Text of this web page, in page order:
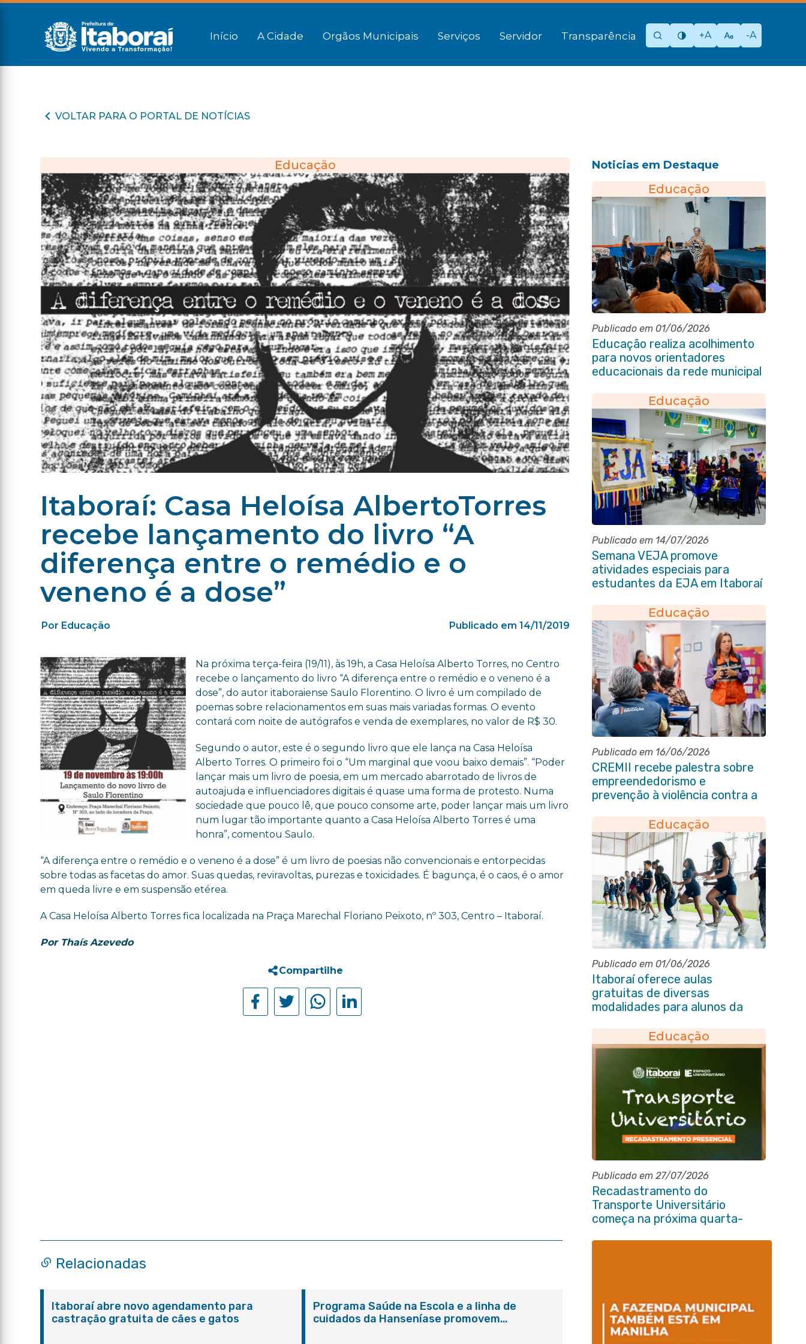
Início A Cidade Orgãos Municipais Serviços Servidor Transparência +A -A
VOLTAR PARA O PORTAL DE NOTÍCIAS
Educação
Itaboraí: Casa Heloísa AlbertoTorres
recebe lançamento do livro “A
diferença entre o remédio e o
veneno é a dose”
Por Educação Publicado em 14/11/2019
Na próxima terça-feira (19/11), às 19h, a Casa Heloísa Alberto Torres, no Centro
recebe o lançamento do livro “A diferença entre o remédio e o veneno é a
dose”, do autor itaboraiense Saulo Florentino. O livro é um compilado de
poemas sobre relacionamentos em suas mais variadas formas. O evento
contará com noite de autógrafos e venda de exemplares, no valor de R$ 30.
Segundo o autor, este é o segundo livro que ele lança na Casa Heloísa
Alberto Torres. O primeiro foi o “Um marginal que voou baixo demais”. “Poder
lançar mais um livro de poesia, em um mercado abarrotado de livros de
autoajuda e influenciadores digitais é quase uma forma de protesto. Numa
sociedade que pouco lê, que pouco consome arte, poder lançar mais um livro
num lugar tão importante quanto a Casa Heloísa Alberto Torres é uma
honra”, comentou Saulo.
“A diferença entre o remédio e o veneno é a dose” é um livro de poesias não convencionais e entorpecidas
sobre todas as facetas do amor. Suas quedas, reviravoltas, purezas e toxicidades. É bagunça, é o caos, é o amor
em queda livre e em suspensão etérea.
A Casa Heloísa Alberto Torres fica localizada na Praça Marechal Floriano Peixoto, nº 303, Centro – Itaboraí.
Por Thaís Azevedo
Compartilhe
Noticias em Destaque
Educação
Publicado em 01/06/2026
Educação realiza acolhimento
para novos orientadores
educacionais da rede municipal
Educação
Publicado em 14/07/2026
Semana VEJA promove
atividades especiais para
estudantes da EJA em Itaboraí
Educação
Publicado em 16/06/2026
CREMII recebe palestra sobre
empreendedorismo e
prevenção à violência contra a
Educação
Publicado em 01/06/2026
Itaboraí oferece aulas
gratuitas de diversas
modalidades para alunos da
Educação
Publicado em 27/07/2026
Recadastramento do
Transporte Universitário
começa na próxima quarta-
Relacionadas
Itaboraí abre novo agendamento para
castração gratuita de cães e gatos
Programa Saúde na Escola e a linha de
cuidados da Hanseníase promovem